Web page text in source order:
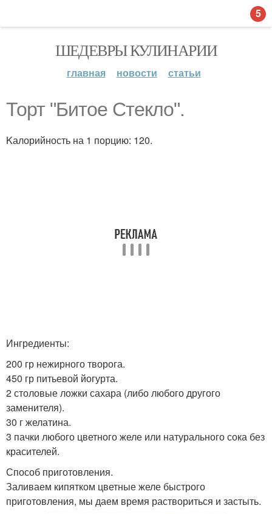
ШЕДЕВРЫ КУЛИНАРИИ
главная новости статьи
Торт "Битое Стекло".
Kалорийность на 1 порцию: 120.
Ингредиенты:
200 гр нежирного творога.
450 гр питьевой йогурта.
2 столовые ложки сахара (либо любого другого
заменителя).
30 г желатина.
3 пачки любого цветного желе или натурального сока без
красителей.
Способ приготовления.
Заливаем кипятком цветные желе быстрого
приготовления, мы даем время раствориться и застыть.
5